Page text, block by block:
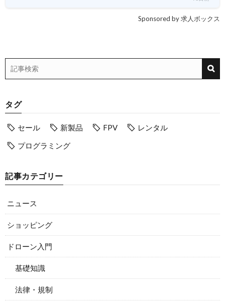
Sponsored by 求人ボックス
タグ
セール 新製品 FPV
レンタル
プログラミング
記事カテゴリー
ニュース
ショッピング
ドローン入門
基礎知識
法律・規制